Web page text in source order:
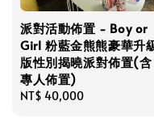
派對活動佈置 - Boy or
Girl 粉藍金熊熊豪華升
版性別揭曉派對佈置(含
專人佈置)
Regular
NT$ 40,000